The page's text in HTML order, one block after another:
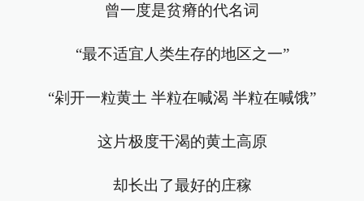
曾一度是贫瘠的代名词
“最不适宜人类生存的地区之一”
“剁开一粒黄土 半粒在喊渴 半粒在喊饿”
这片极度干渴的黄土高原
却长出了最好的庄稼